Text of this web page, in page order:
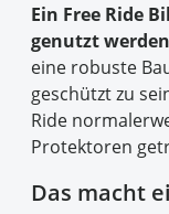
Ein Free Ride
genutzt werden
eine robuste
geschützt zu
Ride
Protektoren
Das macht